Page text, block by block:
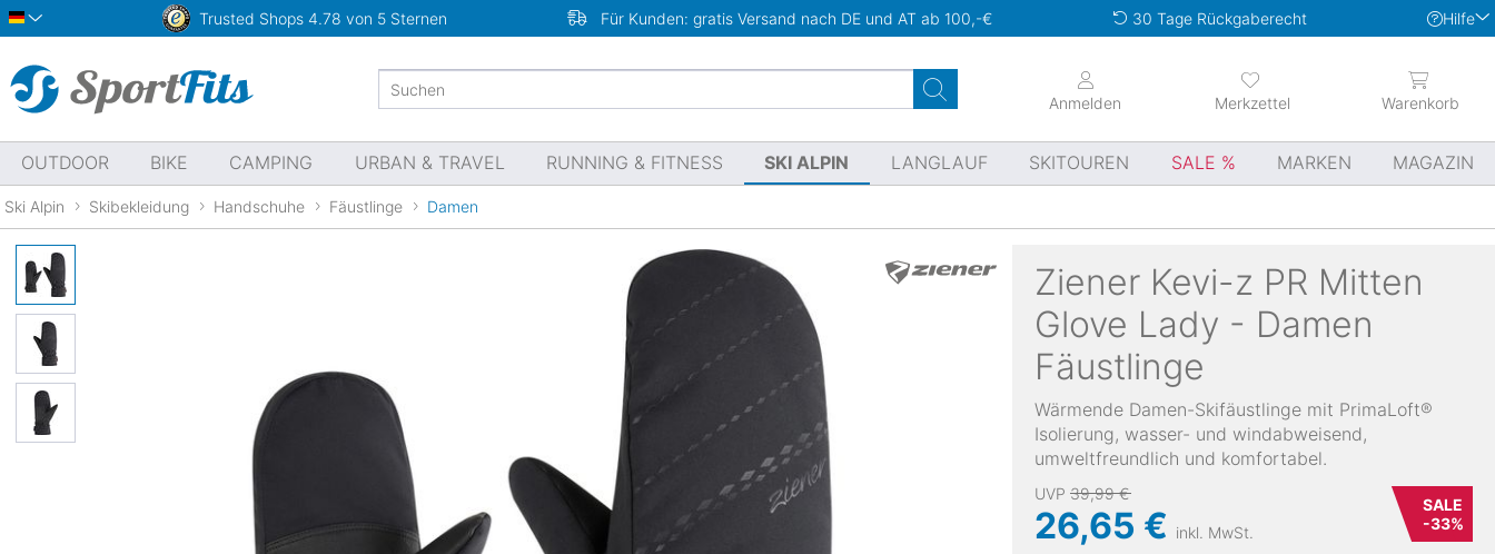
Deutsch Trusted Shops 4.78 von 5 Sternen Für Kunden: gratis Versand nach DE und AT ab 100,-€ 30 Tage Rückgaberecht Hilfe
Merkzettel
Anmelden Warenkorb
OUTDOOR BIKE CAMPING URBAN & TRAVEL RUNNING & FITNESS SKI ALPIN LANGLAUF SKITOUREN SALE MARKEN MAGAZIN
Ski Alpin Skibekleidung Handschuhe Fäustlinge Damen
Ziener Kevi-z PR Mitten
Glove Lady - Damen
Fäustlinge
Wärmende Damen-Skifäustlinge mit PrimaLoft®
Isolierung, wasser- und windabweisend,
umweltfreundlich und komfortabel.
UVP 39,99 €
26,65 € inkl. MwSt.
SALE
-33%